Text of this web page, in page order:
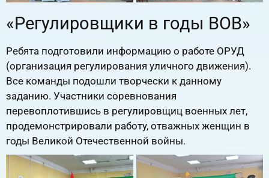
«Регулировщики в годы ВОВ»
Ребята подготовили информацию о работе ОРУД
(организация регулирования уличного движения).
Все команды подошли творчески к данному
заданию. Участники соревнования
перевоплотившись в регулировщиц военных лет,
продемонстрировали работу, отважных женщин в
годы Великой Отечественной войны.